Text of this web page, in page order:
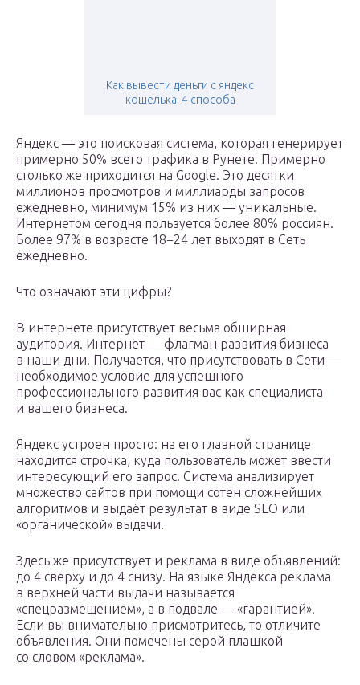
Как вывести деньги с яндекс
кошелька: 4 способа
Яндекс — это поисковая система, которая генерирует
примерно 50% всего трафика в Рунете. Примерно
столько же приходится на Google. Это десятки
миллионов просмотров и миллиарды запросов
ежедневно, минимум 15% из них — уникальные.
Интернетом сегодня пользуется более 80% россиян.
Более 97% в возрасте 18−24 лет выходят в Сеть
ежедневно.
Что означают эти цифры?
В интернете присутствует весьма обширная
аудитория. Интернет — флагман развития бизнеса
в наши дни. Получается, что присутствовать в Сети —
необходимое условие для успешного
профессионального развития вас как специалиста
и вашего бизнеса.
Яндекс устроен просто: на его главной странице
находится строчка, куда пользователь может ввести
интересующий его запрос. Система анализирует
множество сайтов при помощи сотен сложнейших
алгоритмов и выдаёт результат в виде SEO или
«органической» выдачи.
Здесь же присутствует и реклама в виде объявлений:
до 4 сверху и до 4 снизу. На языке Яндекса реклама
в верхней части выдачи называется
«спецразмещением», а в подвале — «гарантией».
Если вы внимательно присмотритесь, то отличите
объявления. Они помечены серой плашкой
со словом «реклама».